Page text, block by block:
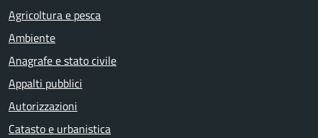
Agricoltura e pesca
Ambiente
Anagrafe e stato civile
Appalti pubblici
Autorizzazioni
Catasto e urbanistica